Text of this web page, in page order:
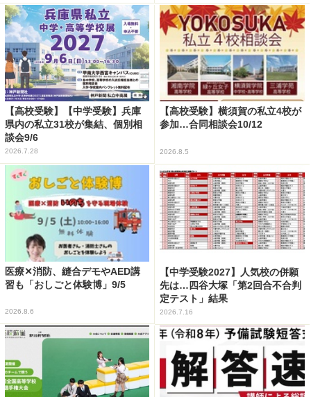
【高校受験】【中学受験】兵庫
県内の私立31校が集結、個別相
談会9/6
2026.7.28
【高校受験】横須賀の私立4校が
参加…合同相談会10/12
2026.8.5
医療✕消防、縫合デモやAED講
習も「おしごと体験博」9/5
2026.8.6
【中学受験2027】人気校の併願
先は…四谷大塚「第2回合不合判
定テスト」結果
2026.7.16